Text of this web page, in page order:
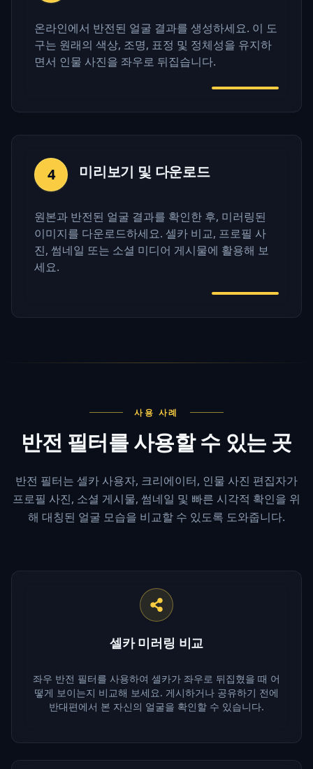
온라인에서 반전된 얼굴 결과를 생성하세요. 이 도
구는 원래의 색상, 조명, 표정 및 정체성을 유지하
면서 인물 사진을 좌우로 뒤집습니다.
4 미리보기 및 다운로드
원본과 반전된 얼굴 결과를 확인한 후, 미러링된
이미지를 다운로드하세요. 셀카 비교, 프로필 사
진, 썸네일 또는 소셜 미디어 게시물에 활용해 보
세요.
사용 사례
반전 필터를 사용할 수 있는 곳
반전 필터는 셀카 사용자, 크리에이터, 인물 사진 편집자가
프로필 사진, 소셜 게시물, 썸네일 및 빠른 시각적 확인을 위
해 대칭된 얼굴 모습을 비교할 수 있도록 도와줍니다.
셀카 미러링 비교
좌우 반전 필터를 사용하여 셀카가 좌우로 뒤집혔을 때 어
떻게 보이는지 비교해 보세요. 게시하거나 공유하기 전에
반대편에서 본 자신의 얼굴을 확인할 수 있습니다.